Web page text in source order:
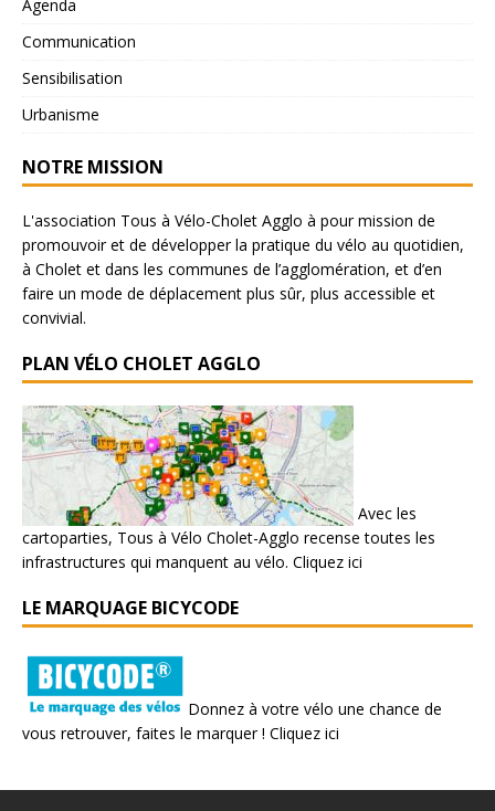
Agenda
Communication
Sensibilisation
Urbanisme
NOTRE MISSION
L'association Tous à Vélo-Cholet Agglo à pour mission de
promouvoir et de développer la pratique du vélo au quotidien,
à Cholet et dans les communes de l’agglomération, et d’en
faire un mode de déplacement plus sûr, plus accessible et
convivial.
PLAN VÉLO CHOLET AGGLO
Avec les
cartoparties, Tous à Vélo Cholet-Agglo recense toutes les
infrastructures qui manquent au vélo. Cliquez ici
LE MARQUAGE BICYCODE
Donnez à votre vélo une chance de
vous retrouver, faites le marquer ! Cliquez ici